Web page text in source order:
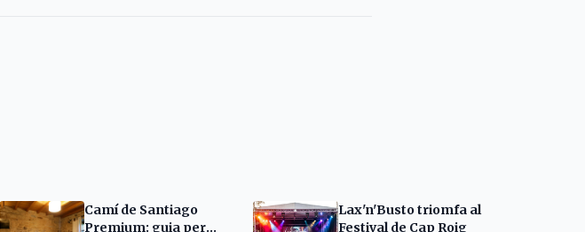
Camí de Santiago
Premium: guia per
Lax'n'Busto triomfa al
Festival de Cap Roig